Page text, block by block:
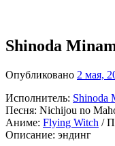
Shinoda
Опубликовано 2 мая,
Исполнитель: Shinoda
Песня: Nichijou no
Аниме: Flying Witch /
Описание: эндинг